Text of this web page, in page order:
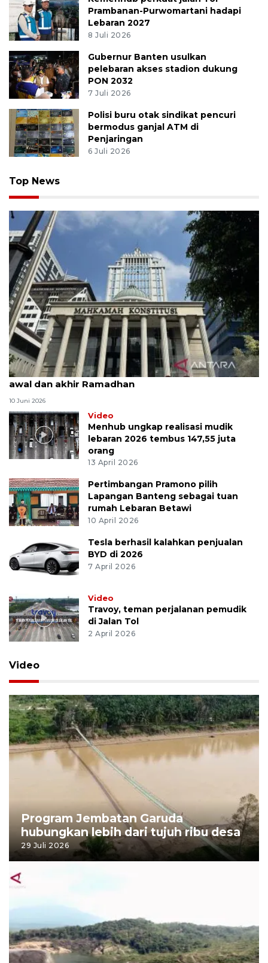
Prambanan-Purwomartani hadapi
Lebaran 2027
8 Juli 2026
Gubernur Banten usulkan
pelebaran akses stadion dukung
PON 2032
7 Juli 2026
Polisi buru otak sindikat pencuri
bermodus ganjal ATM di
Penjaringan
6 Juli 2026
Top News
MK uji materi UU Peradilan Agama perihal isbat
awal dan akhir Ramadhan
10 Juni 2026
Video
Menhub ungkap realisasi mudik
lebaran 2026 tembus 147,55 juta
orang
13 April 2026
Pertimbangan Pramono pilih
Lapangan Banteng sebagai tuan
rumah Lebaran Betawi
10 April 2026
Tesla berhasil kalahkan penjualan
BYD di 2026
7 April 2026
Video
Travoy, teman perjalanan pemudik
di Jalan Tol
2 April 2026
Video
Program Jembatan Garuda
hubungkan lebih dari tujuh ribu desa
29 Juli 2026